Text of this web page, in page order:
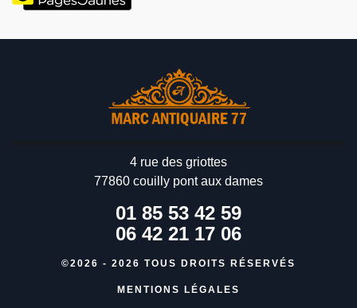
4 rue des griottes
77860 couilly pont aux dames
01 85 53 42 59
06 42 21 17 06
©2026 - 2026 TOUS DROITS RÉSERVÉS
MENTIONS LÉGALES